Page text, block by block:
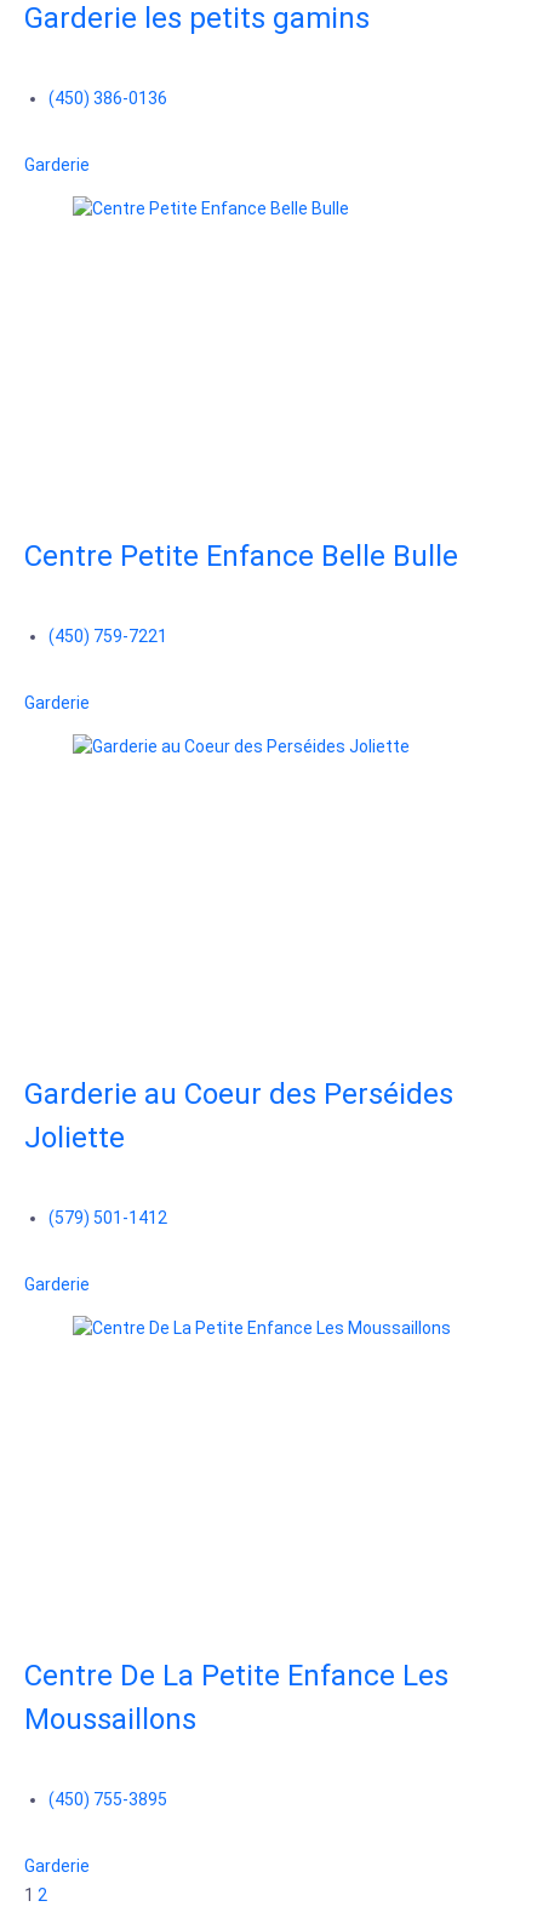
Garderie les petits gamins
(450) 386-0136
Garderie
Centre Petite Enfance Belle Bulle
(450) 759-7221
Garderie
Garderie au Coeur des Perséides
Joliette
(579) 501-1412
Garderie
Centre De La Petite Enfance Les
Moussaillons
(450) 755-3895
Garderie
1 2